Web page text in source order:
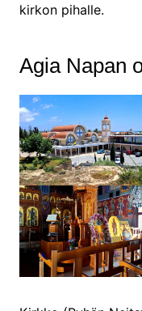
kirkon pihalle.
Agia Napan